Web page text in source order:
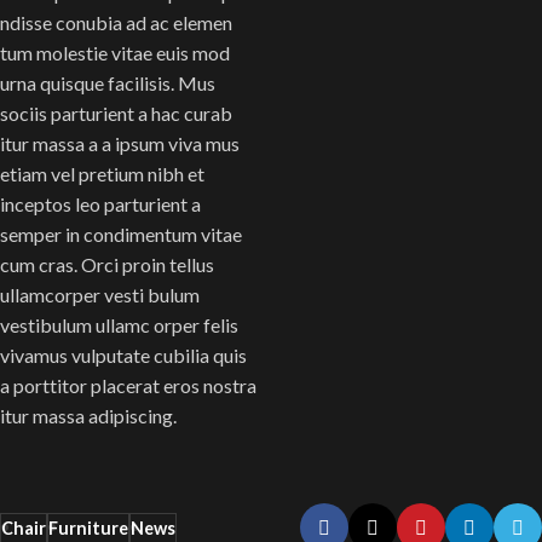
ndisse conubia ad ac elemen
tum molestie vitae euis mod
urna quisque facilisis. Mus
sociis parturient a hac curab
itur massa a a ipsum viva mus
etiam vel pretium nibh et
inceptos leo parturient a
semper in condimentum vitae
cum cras. Orci proin tellus
ullamcorper vesti bulum
vestibulum ullamc orper felis
vivamus vulputate cubilia quis
a porttitor placerat eros nostra
itur massa adipiscing.
ChairFurnitureNews